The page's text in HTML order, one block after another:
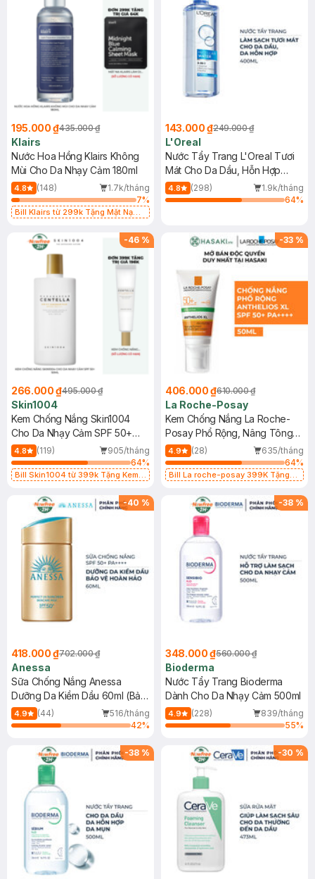
195.000 ₫435.000 ₫
Klairs
Nước Hoa Hồng Klairs Không
Mùi Cho Da Nhạy Cảm 180ml
4.8 (148)
1.7k/tháng
7%
Bill Klairs từ 299k Tặng Mặt Nạ
25ml (SL Có Hạn)
143.000 ₫249.000 ₫
L'Oreal
Nước Tẩy Trang L'Oreal Tươi
Mát Cho Da Dầu, Hỗn Hợp
400ml
4.8 (298)
1.9k/tháng
64%
-46 %
266.000 ₫495.000 ₫
Skin1004
Kem Chống Nắng Skin1004
Cho Da Nhạy Cảm SPF 50+
50ml
4.8 (119)
905/tháng
64%
Bill Skin1004 từ 399k Tặng Kem
SPF 50+ 20ml (SL Có Hạn)
-33 %
406.000 ₫610.000 ₫
La Roche-Posay
Kem Chống Nắng La Roche-
Posay Phổ Rộng, Nâng Tông
Kiềm Dầu 50ml
4.9 (28)
635/tháng
64%
Bill La roche-posay 399K Tặng
(SL có hạn)
-40 %
418.000 ₫702.000 ₫
Anessa
Sữa Chống Nắng Anessa
Dưỡng Da Kiềm Dầu 60ml (Bản
Mới)
4.9 (44)
516/tháng
42%
-38 %
348.000 ₫560.000 ₫
Bioderma
Nước Tẩy Trang Bioderma
Dành Cho Da Nhạy Cảm 500ml
4.9 (228)
839/tháng
55%
-38 % -30 %